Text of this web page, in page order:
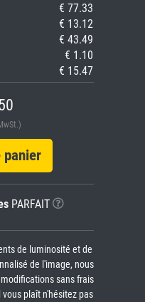
€ 77.33
€ 13.12
€ 43.49
€ 1.10
€ 15.47
PARFAIT
de luminosité et de
de l'image, nous
sans frais
plaît n'hésitez pas